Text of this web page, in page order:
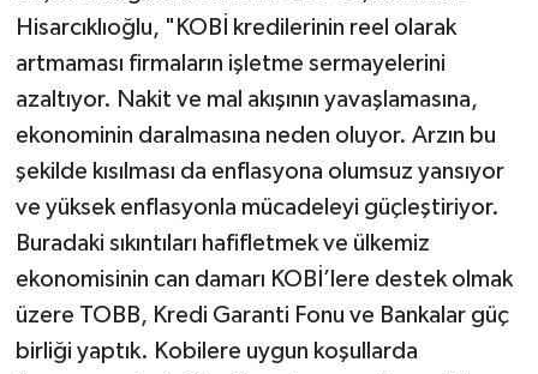
Hisarcıklıoğlu, "KOBİ kredilerinin reel olarak
artmaması firmaların işletme sermayelerini
azaltıyor. Nakit ve mal akışının yavaşlamasına,
ekonominin daralmasına neden oluyor. Arzın bu
şekilde kısılması da enflasyona olumsuz yansıyor
ve yüksek enflasyonla mücadeleyi güçleştiriyor.
Buradaki sıkıntıları hafifletmek ve ülkemiz
ekonomisinin can damarı KOBİ’lere destek olmak
üzere TOBB, Kredi Garanti Fonu ve Bankalar güç
birliği yaptık. Kobilere uygun koşullarda